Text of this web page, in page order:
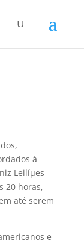
à
Leilíµes
20 horas,
até serem
e